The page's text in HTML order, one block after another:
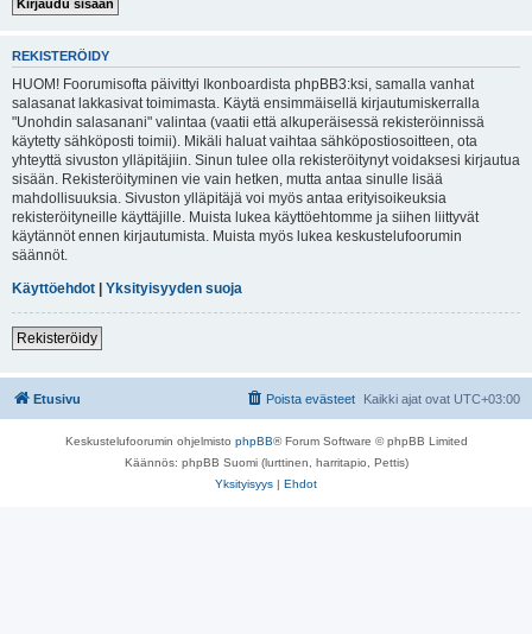
REKISTERÖIDY
HUOM! Foorumisofta päivittyi Ikonboardista phpBB3:ksi, samalla vanhat
salasanat lakkasivat toimimasta. Käytä ensimmäisellä kirjautumiskerralla
"Unohdin salasanani" valintaa (vaatii että alkuperäisessä rekisteröinnissä
käytetty sähköposti toimii). Mikäli haluat vaihtaa sähköpostiosoitteen, ota
yhteyttä sivuston ylläpitäjiin. Sinun tulee olla rekisteröitynyt voidaksesi kirjautua
sisään. Rekisteröityminen vie vain hetken, mutta antaa sinulle lisää
mahdollisuuksia. Sivuston ylläpitäjä voi myös antaa erityisoikeuksia
rekisteröityneille käyttäjille. Muista lukea käyttöehtomme ja siihen liittyvät
käytännöt ennen kirjautumista. Muista myös lukea keskustelufoorumin
säännöt.
Käyttöehdot | Yksityisyyden suoja
Rekisteröidy
Etusivu Kaikki ajat ovat UTC+03:00
Poista evästeet
Keskustelufoorumin ohjelmisto phpBB® Forum Software © phpBB Limited
Käännös: phpBB Suomi (lurttinen, harritapio, Pettis)
Yksityisyys | Ehdot